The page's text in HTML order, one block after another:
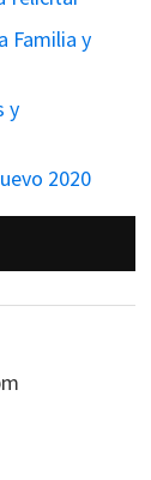
Familia y
y
2020